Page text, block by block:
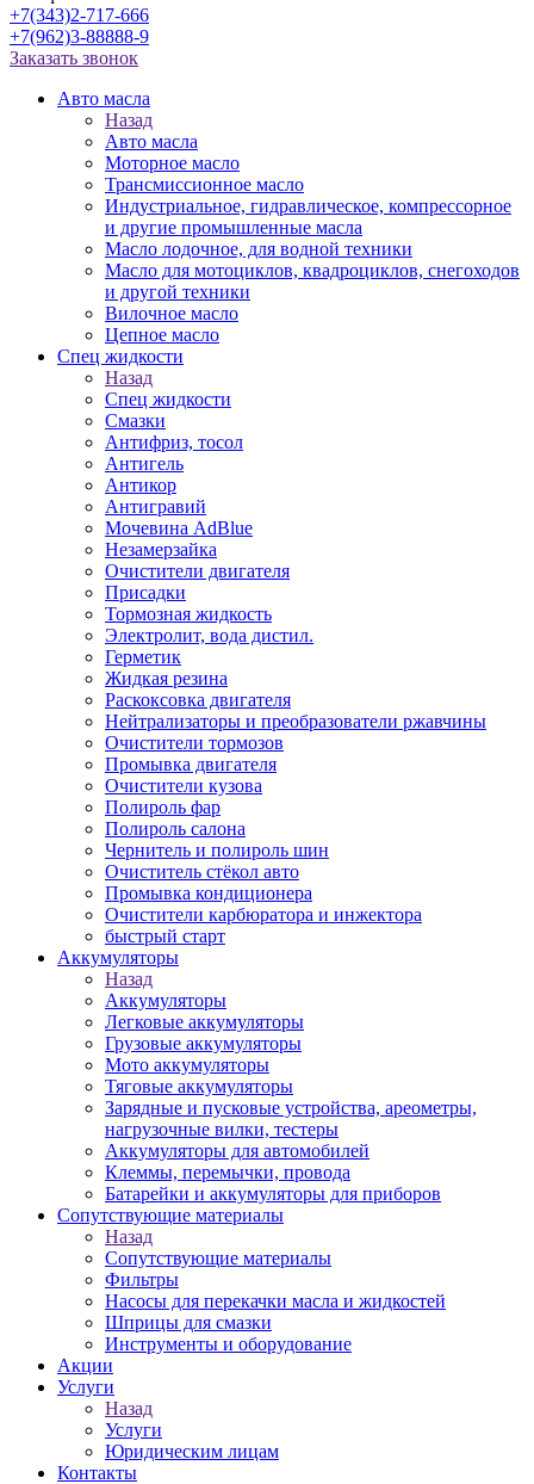
+7(343)2-717-666
+7(962)3-88888-9
Заказать звонок
Авто масла
Назад
Авто масла
Моторное масло
Трансмиссионное масло
Индустриальное, гидравлическое, компрессорное
и другие промышленные масла
Масло лодочное, для водной техники
Масло для мотоциклов, квадроциклов, снегоходов
и другой техники
Вилочное масло
Цепное масло
Спец жидкости
Назад
Спец жидкости
Смазки
Антифриз, тосол
Антигель
Антикор
Антигравий
Мочевина AdBlue
Незамерзайка
Очистители двигателя
Присадки
Тормозная жидкость
Электролит, вода дистил.
Герметик
Жидкая резина
Раскоксовка двигателя
Нейтрализаторы и преобразователи ржавчины
Очистители тормозов
Промывка двигателя
Очистители кузова
Полироль фар
Полироль салона
Чернитель и полироль шин
Очиститель стёкол авто
Промывка кондиционера
Очистители карбюратора и инжектора
быстрый старт
Аккумуляторы
Назад
Аккумуляторы
Легковые аккумуляторы
Грузовые аккумуляторы
Мото аккумуляторы
Тяговые аккумуляторы
Зарядные и пусковые устройства, ареометры,
нагрузочные вилки, тестеры
Аккумуляторы для автомобилей
Клеммы, перемычки, провода
Батарейки и аккумуляторы для приборов
Сопутствующие материалы
Назад
Сопутствующие материалы
Фильтры
Насосы для перекачки масла и жидкостей
Шприцы для смазки
Инструменты и оборудование
Акции
Услуги
Назад
Услуги
Юридическим лицам
Контакты